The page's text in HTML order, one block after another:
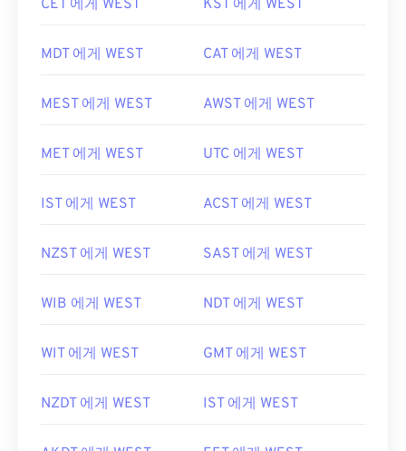
CET 에게 WEST KST 에게 WEST
MDT 에게 WEST CAT 에게 WEST
MEST 에게 WEST AWST 에게 WEST
MET 에게 WEST UTC 에게 WEST
IST 에게 WEST ACST 에게 WEST
NZST 에게 WEST SAST 에게 WEST
WIB 에게 WEST NDT 에게 WEST
WIT 에게 WEST GMT 에게 WEST
NZDT 에게 WEST IST 에게 WEST